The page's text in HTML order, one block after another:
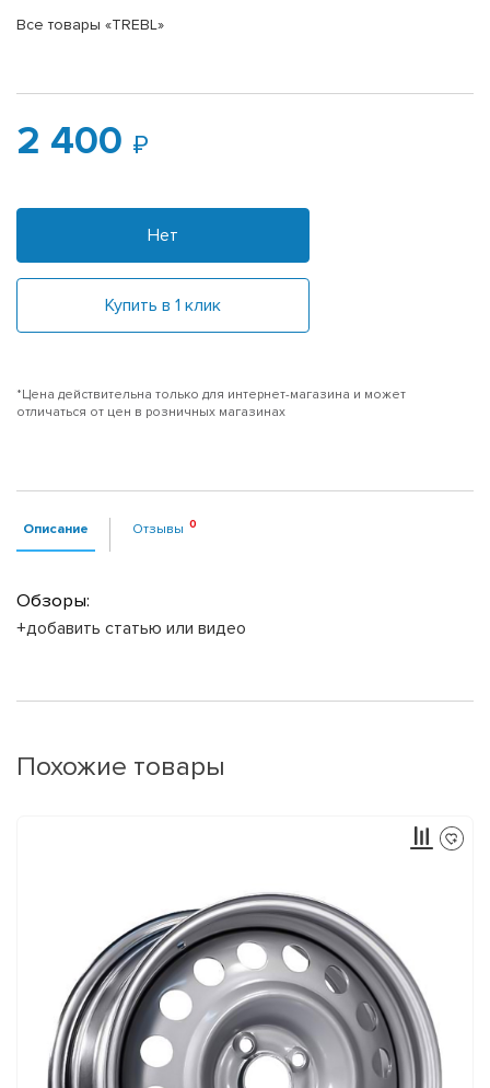
Все товары «TREBL»
2 400
Нет
Купить в 1 клик
*Цена действительна только для интернет-магазина и может
отличаться от цен в розничных магазинах
Описание Отзывы
Обзоры:
+добавить статью или видео
Похожие товары